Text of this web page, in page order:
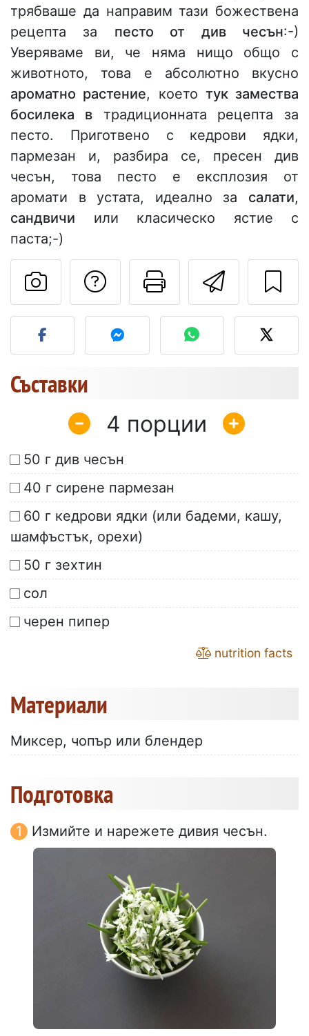
трябваше да направим тази божествена
рецепта за песто от див чесън:-)
Уверяваме ви, че няма нищо общо с
животното, това е абсолютно вкусно
ароматно растение, което тук замества
босилека втрадиционната рецепта за
песто. Приготвено с кедрови ядки,
пармезан и, разбира се, пресен див
чесън, това песто е експлозия от
аромати в устата, идеално за салати,
сандвичи или класическо ястие с
паста;-)
Да зададете
Публикувайте своя
Съставки
4
50 г див чесън
40 г сирене пармезан
60 г кедрови ядки (или бадеми, кашу,
шамфъстък, орехи)
50 г зехтин
сол
черен пипер
nutrition facts
Материали
Миксер, чопър или блендер
Подготовка
Измийте и нарежете дивия чесън.